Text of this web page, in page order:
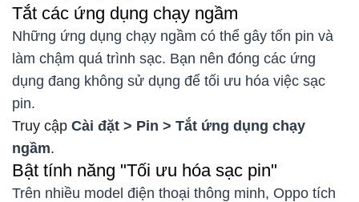
Tắt các ứng dụng chạy ngầm
Những ứng dụng chạy ngầm có thể gây tốn pin và
làm chậm quá trình sạc. Bạn nên đóng các ứng
dụng đang không sử dụng để tối ưu hóa việc sạc
pin.
Truy cập Cài đặt > Pin > Tắt ứng dụng chạy
ngầm.
Bật tính năng "Tối ưu hóa sạc pin"
Trên nhiều model điện thoại thông minh, Oppo tích